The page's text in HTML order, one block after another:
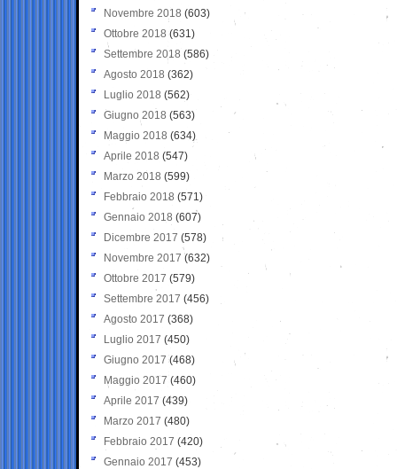
Novembre 2018 (603)
Ottobre 2018 (631)
Settembre 2018 (586)
Agosto 2018 (362)
Luglio 2018 (562)
Giugno 2018 (563)
Maggio 2018 (634)
Aprile 2018 (547)
Marzo 2018 (599)
Febbraio 2018 (571)
Gennaio 2018 (607)
Dicembre 2017 (578)
Novembre 2017 (632)
Ottobre 2017 (579)
Settembre 2017 (456)
Agosto 2017 (368)
Luglio 2017 (450)
Giugno 2017 (468)
Maggio 2017 (460)
Aprile 2017 (439)
Marzo 2017 (480)
Febbraio 2017 (420)
Gennaio 2017 (453)